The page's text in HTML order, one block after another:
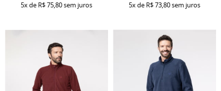
5xde R$ 75,80sem juros 5xde R$ 73,80sem juros